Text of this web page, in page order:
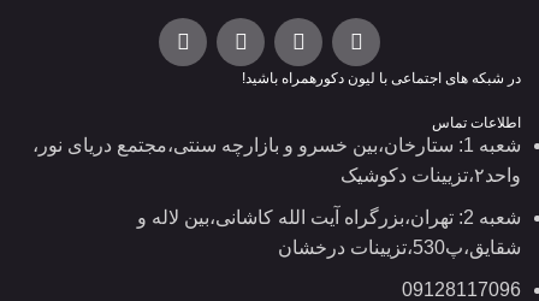
در شبکه های اجتماعی با لیون دکورهمراه باشید!
اطلاعات تماس
شعبه 1: ستارخان،بین خسرو و بازارچه سنتی،مجتمع دریای نور،
واحد۲،تزیینات دکوشیک
شعبه 2: تهران،بزرگراه آیت الله کاشانی،بین لاله و
شقایق،پ530،تزیینات درخشان
09128117096